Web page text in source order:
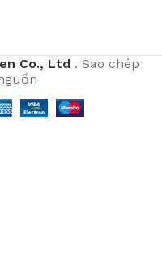
Co., Ltd. Sao chép